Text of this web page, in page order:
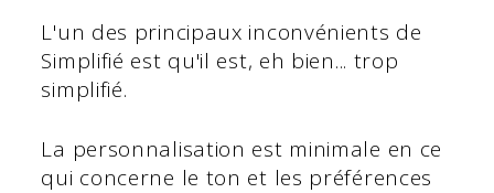
L'un des principaux inconvénients de
Simplifié est qu'il est, eh bien... trop
simplifié.
La personnalisation est minimale en ce
qui concerne le ton et les préférences